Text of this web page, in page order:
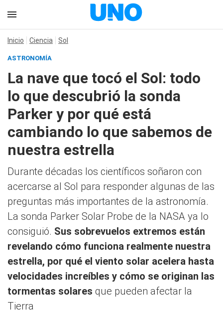
Inicio Ciencia Sol
ASTRONOMÍA
La nave que tocó el Sol: todo
lo que descubrió la sonda
Parker y por qué está
cambiando lo que sabemos de
nuestra estrella
Durante décadas los científicos soñaron con
acercarse al Sol para responder algunas de las
preguntas más importantes de la astronomía.
La sonda Parker Solar Probe de la NASA ya lo
consiguió. Sus sobrevuelos extremos están
revelando cómo funciona realmente nuestra
estrella, por qué el viento solar acelera hasta
velocidades increíbles y cómo se originan las
tormentas solares que pueden afectar la
Tierra